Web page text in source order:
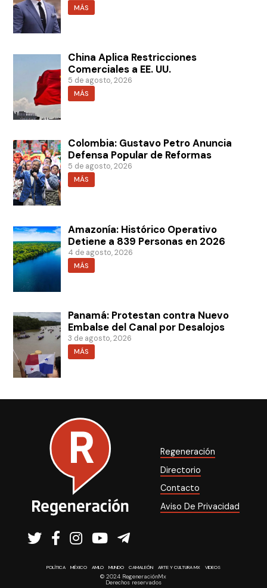
MÁS
China Aplica Restricciones
Comerciales a EE. UU.
5 de agosto, 2026
MÁS
Colombia: Gustavo Petro Anuncia
Defensa Popular de Reformas
5 de agosto, 2026
MÁS
Amazonía: Histórico Operativo
Detiene a 839 Personas en 2026
4 de agosto, 2026
MÁS
Panamá: Protestan contra Nuevo
Embalse del Canal por Desalojos
3 de agosto, 2026
MÁS
Regeneración
Directorio
Contacto
Aviso De Privacidad
POLÍTICA MÉXICO AMLO MUNDO CAMALEÓN ARTE Y CULTURA MX VIDEOS
© 2024 RegeneraciónMx
Derechos reservados